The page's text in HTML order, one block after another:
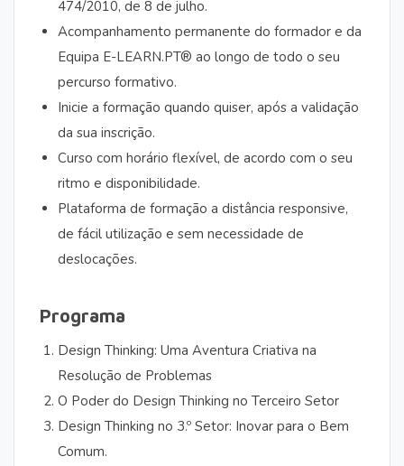
474/2010, de 8 de julho.
Acompanhamento permanente do formador e da
Equipa E-LEARN.PT® ao longo de todo o seu
percurso formativo.
Inicie a formação quando quiser, após a validação
da sua inscrição.
Curso com horário flexível, de acordo com o seu
ritmo e disponibilidade.
Plataforma de formação a distância responsive,
de fácil utilização e sem necessidade de
deslocações.
Programa
Design Thinking: Uma Aventura Criativa na
Resolução de Problemas
O Poder do Design Thinking no Terceiro Setor
Design Thinking no 3.º Setor: Inovar para o Bem
Comum.